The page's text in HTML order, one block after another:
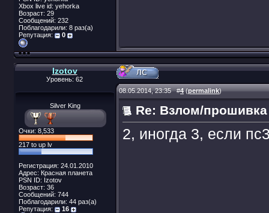
Xbox live id: yehorka
Возраст: 29
Сообщений: 232
Поблагодарили: 8 раз(а)
Репутация:
0
Izotov
Уровень: 62
Silver King
Очки: 8,533
217 to up lv
Регистрация: 24.01.2010
Адрес: Красная планета
PSN ID: Izotov
Возраст: 36
Сообщений: 744
Поблагодарили: 44 раз(а)
Репутация:
16
08.05.2014, 23:35#4(permalink)
Re: Взлом/прошивка
2, иногда 3, если